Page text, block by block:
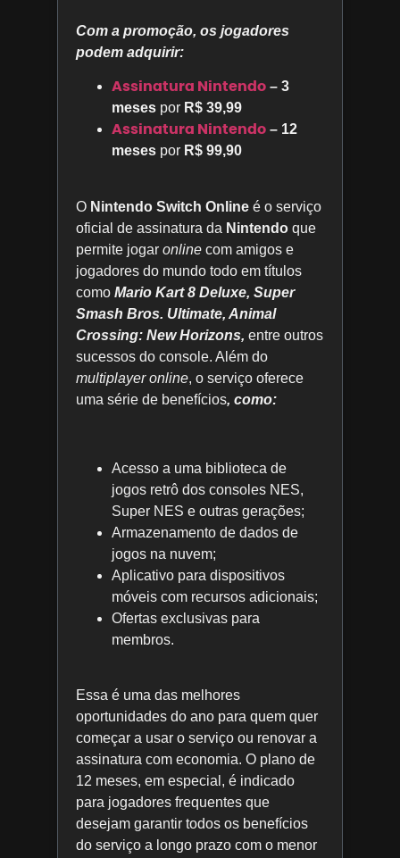
Com a promoção, os jogadores
podem adquirir:
Assinatura Nintendo – 3
meses por R$ 39,99
Assinatura Nintendo – 12
meses por R$ 99,90
O Nintendo Switch Online é o serviço
oficial de assinatura da Nintendo que
permite jogar online com amigos e
jogadores do mundo todo em títulos
como Mario Kart 8 Deluxe, Super
Smash Bros. Ultimate, Animal
Crossing: New Horizons, entre outros
sucessos do console. Além do
multiplayer online, o serviço oferece
uma série de benefícios, como:
Acesso a uma biblioteca de
jogos retrô dos consoles NES,
Super NES e outras gerações;
Armazenamento de dados de
jogos na nuvem;
Aplicativo para dispositivos
móveis com recursos adicionais;
Ofertas exclusivas para
membros.
Essa é uma das melhores
oportunidades do ano para quem quer
começar a usar o serviço ou renovar a
assinatura com economia. O plano de
12 meses, em especial, é indicado
para jogadores frequentes que
desejam garantir todos os benefícios
do serviço a longo prazo com o menor